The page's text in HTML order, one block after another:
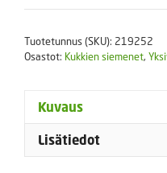
250
Tuotetunnus (SKU): 219252
Osastot: Kukkien siemenet,
Kuvaus
Lisätiedot